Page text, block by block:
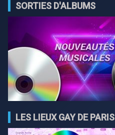
SORTIES D'ALBUMS
LES LIEUX GAY DE PARIS